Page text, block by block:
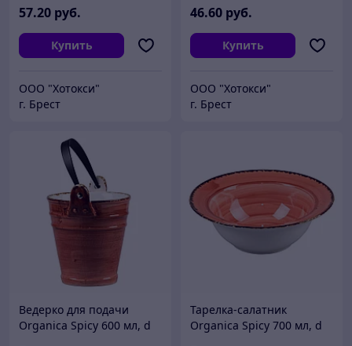
57.20 руб.
Купить
ООО "Хотокси"
г. Брест
46.60 руб.
Купить
ООО "Хотокси"
г. Брест
Ведерко для подачи
Organica Spicy 600 мл, d
Тарелка-салатник
Organica Spicy 700 мл, d